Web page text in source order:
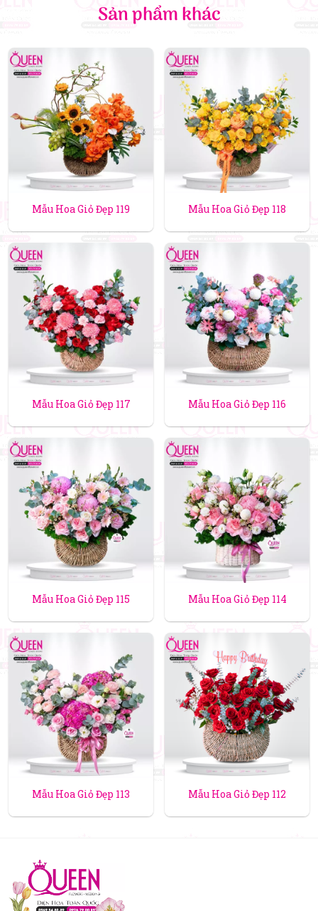
Sản phẩm khác
Mẫu Hoa Giỏ Đẹp 119 Mẫu Hoa Giỏ Đẹp 118
Mẫu Hoa Giỏ Đẹp 117 Mẫu Hoa Giỏ Đẹp 116
Mẫu Hoa Giỏ Đẹp 115 Mẫu Hoa Giỏ Đẹp 114
Mẫu Hoa Giỏ Đẹp 113 Mẫu Hoa Giỏ Đẹp 112